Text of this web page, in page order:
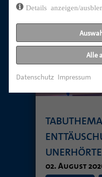
TABUTHEMA
02. August
Details anzeigen/
Alle
Datenschutz Impressum